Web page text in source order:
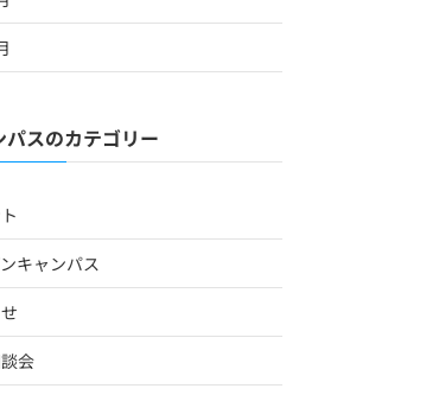
パスのカテゴリー
キャンパス
会